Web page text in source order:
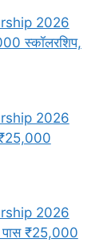
2026
स्कॉलरशिप,
2026
₹25,000
2026
पास ₹25,000